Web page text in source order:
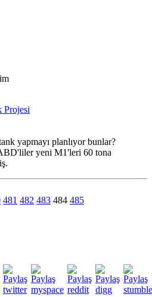
Projesi
yapmayı planlıyor bunlar?
yeni M1'leri 60 tona
481 482 483 484 485